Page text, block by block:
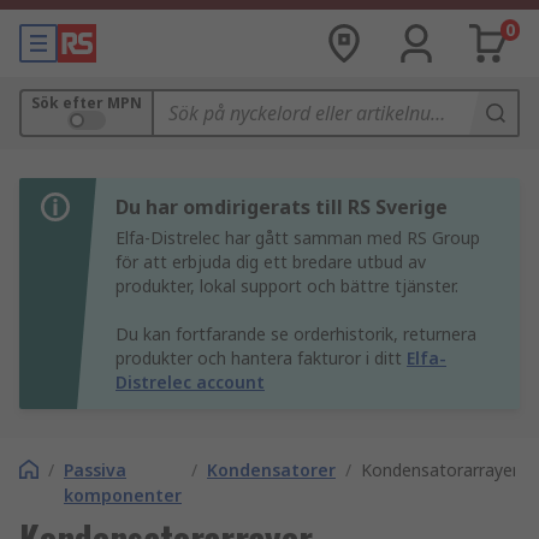
0
Sök efter MPN
Du har omdirigerats till RS Sverige
Elfa-Distrelec har gått samman med RS Group
för att erbjuda dig ett bredare utbud av
produkter, lokal support och bättre tjänster.
Du kan fortfarande se orderhistorik, returnera
produkter och hantera fakturor i ditt Elfa-
Distrelec account
/ Passiva
komponenter
/ Kondensatorer / Kondensatorarrayer